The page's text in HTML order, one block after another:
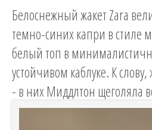
Белоснежный жакет Zara
темно-синих капри в стиле
белый топ в
устойчивом каблуке. К
- в них Миддлтон щеголяла